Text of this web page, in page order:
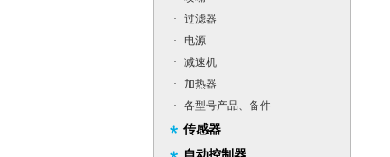
·
过滤器
·
电源
·
减速机
·
加热器
·
各型号产品、备件
传感器